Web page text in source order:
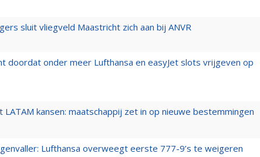
sluit vliegveld Maastricht zich aan bij ANVR
doordat onder meer Lufthansa en easyJet slots vrijgeven op
kansen: maatschappij zet in op nieuwe bestemmingen
Lufthansa overweegt eerste 777-9’s te weigeren